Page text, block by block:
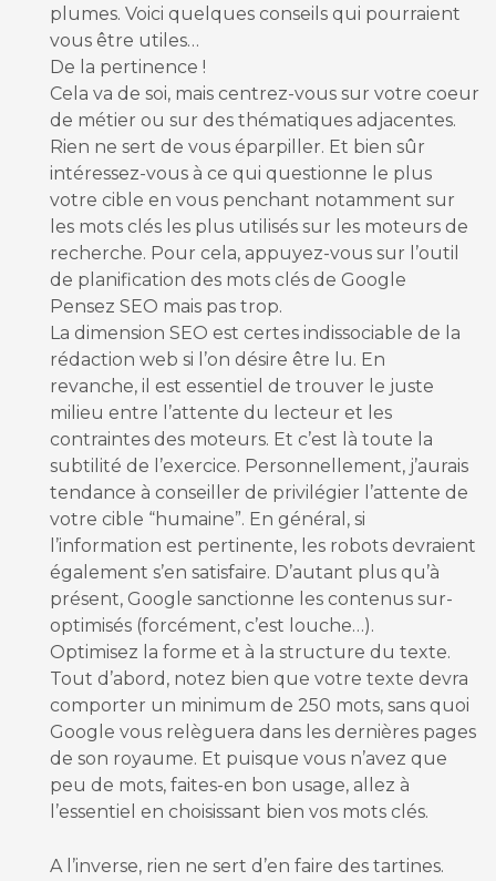
plumes. Voici quelques conseils qui pourraient
vous être utiles…
De la pertinence !
Cela va de soi, mais centrez-vous sur votre coeur
de métier ou sur des thématiques adjacentes.
Rien ne sert de vous éparpiller. Et bien sûr
intéressez-vous à ce qui questionne le plus
votre cible en vous penchant notamment sur
les mots clés les plus utilisés sur les moteurs de
recherche. Pour cela, appuyez-vous sur l’outil
de planification des mots clés de Google
Pensez SEO mais pas trop.
La dimension SEO est certes indissociable de la
rédaction web si l’on désire être lu. En
revanche, il est essentiel de trouver le juste
milieu entre l’attente du lecteur et les
contraintes des moteurs. Et c’est là toute la
subtilité de l’exercice. Personnellement, j’aurais
tendance à conseiller de privilégier l’attente de
votre cible “humaine”. En général, si
l’information est pertinente, les robots devraient
également s’en satisfaire. D’autant plus qu’à
présent, Google sanctionne les contenus sur-
optimisés (forcément, c’est louche…).
Optimisez la forme et à la structure du texte.
Tout d’abord, notez bien que votre texte devra
comporter un minimum de 250 mots, sans quoi
Google vous relèguera dans les dernières pages
de son royaume. Et puisque vous n’avez que
peu de mots, faites-en bon usage, allez à
l’essentiel en choisissant bien vos mots clés.
A l’inverse, rien ne sert d’en faire des tartines.